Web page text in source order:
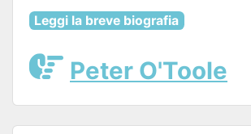
Leggi la breve biografia
Peter O'Toole